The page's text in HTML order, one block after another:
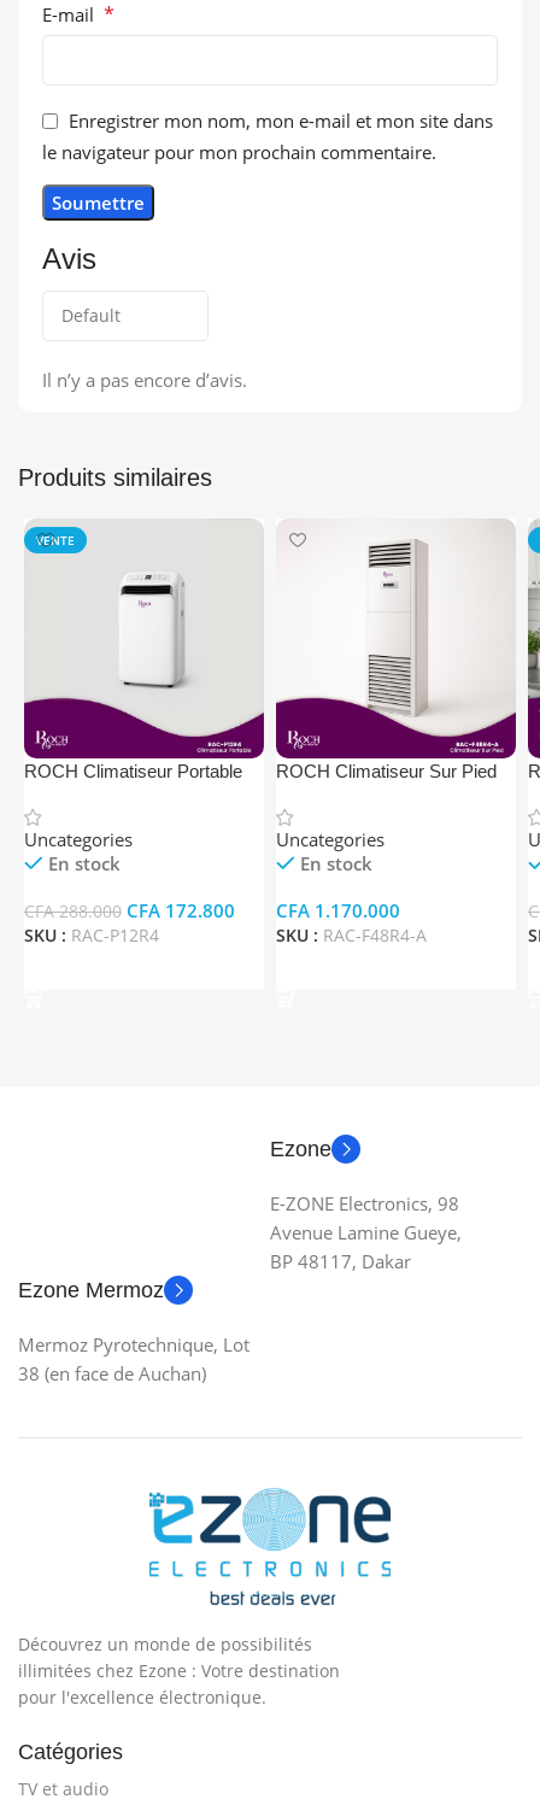
Avis
Il n’y a pas encore d’avis.
E-mail *
Enregistrer mon nom, mon e-mail et mon site dans
le navigateur pour mon prochain commentaire.
Produits similaires
VENTE
ROCH Climatiseur Portable
Uncategories
En stock
CFA288.000 CFA 172.800
SKU : RAC-P12R4
ROCH Climatiseur Sur Pied
Uncategories
En stock
CFA 1.170.000
SKU : RAC-F48R4-A
Ezone
E-ZONE Electronics, 98
Avenue Lamine Gueye,
BP 48117, Dakar
Ezone Mermoz
Mermoz Pyrotechnique, Lot
38 (en face de Auchan)
Découvrez un monde de possibilités
illimitées chez Ezone : Votre destination
pour l'excellence électronique.
Catégories
TV et audio